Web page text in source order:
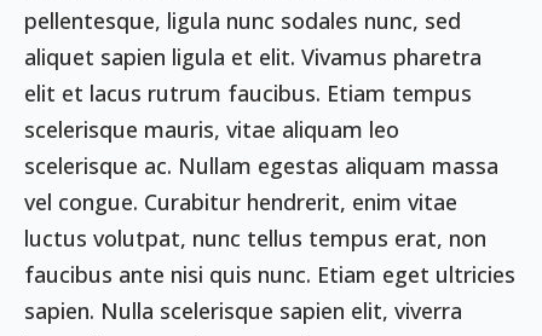
pellentesque, ligula nunc sodales nunc, sed
aliquet sapien ligula et elit. Vivamus pharetra
elit et lacus rutrum faucibus. Etiam tempus
scelerisque mauris, vitae aliquam leo
scelerisque ac. Nullam egestas aliquam massa
vel congue. Curabitur hendrerit, enim vitae
luctus volutpat, nunc tellus tempus erat, non
faucibus ante nisi quis nunc. Etiam eget ultricies
sapien. Nulla scelerisque sapien elit, viverra